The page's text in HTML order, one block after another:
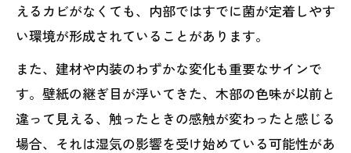
えるカビがなくても、内部ではすでに菌が定着しやす
い環境が形成されていることがあります。
また、建材や内装のわずかな変化も重要なサインで
す。壁紙の継ぎ目が浮いてきた、木部の色味が以前と
違って見える、触ったときの感触が変わったと感じる
場合、それは湿気の影響を受け始めている可能性があ